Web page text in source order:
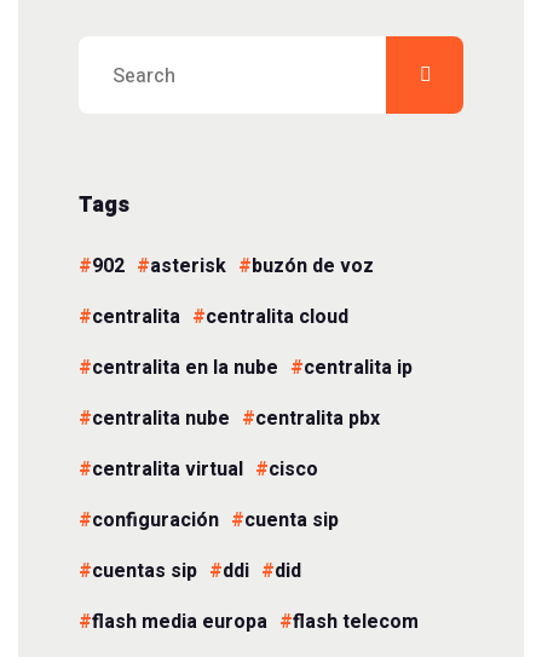
Tags
902 asterisk
buzón de voz
centralita
centralita cloud
centralita en la nube
centralita ip
centralita nube
centralita pbx
centralita virtual
cisco
configuración
cuenta sip
cuentas sip
ddi
did
flash media europa
flash telecom